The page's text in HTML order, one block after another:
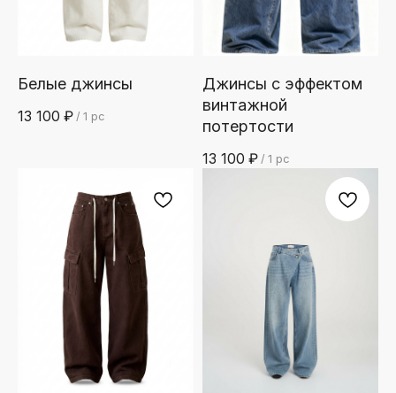
Белые джинсы
13 100 ₽ / 1 pc
Джинсы с эффектом
винтажной
потертости
13 100 ₽ / 1 pc